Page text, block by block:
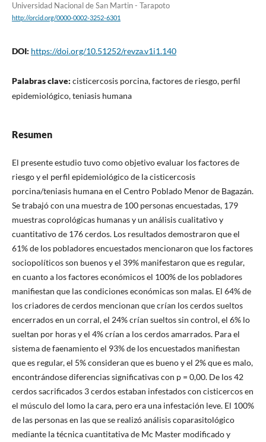
Universidad Nacional de San Martin - Tarapoto
http://orcid.org/0000-0002-3252-6301
DOI: https://doi.org/10.51252/revza.v1i1.140
Palabras clave: cisticercosis porcina, factores de riesgo, perfil
epidemiológico, teniasis humana
Resumen
El presente estudio tuvo como objetivo evaluar los factores de
riesgo y el perfil epidemiológico de la cisticercosis
porcina/teniasis humana en el Centro Poblado Menor de Bagazán.
Se trabajó con una muestra de 100 personas encuestadas, 179
muestras coprológicas humanas y un análisis cualitativo y
cuantitativo de 176 cerdos. Los resultados demostraron que el
61% de los pobladores encuestados mencionaron que los factores
sociopolíticos son buenos y el 39% manifestaron que es regular,
en cuanto a los factores económicos el 100% de los pobladores
manifiestan que las condiciones económicas son malas. El 64% de
los criadores de cerdos mencionan que crían los cerdos sueltos
encerrados en un corral, el 24% crían sueltos sin control, el 6% lo
sueltan por horas y el 4% crían a los cerdos amarrados. Para el
sistema de faenamiento el 93% de los encuestados manifiestan
que es regular, el 5% consideran que es bueno y el 2% que es malo,
encontrándose diferencias significativas con p = 0,00. De los 42
cerdos sacrificados 3 cerdos estaban infestados con cisticercos en
el músculo del lomo la cara, pero era una infestación leve. El 100%
de las personas en las que se realizó análisis coparasitológico
mediante la técnica cuantitativa de Mc Master modificado y